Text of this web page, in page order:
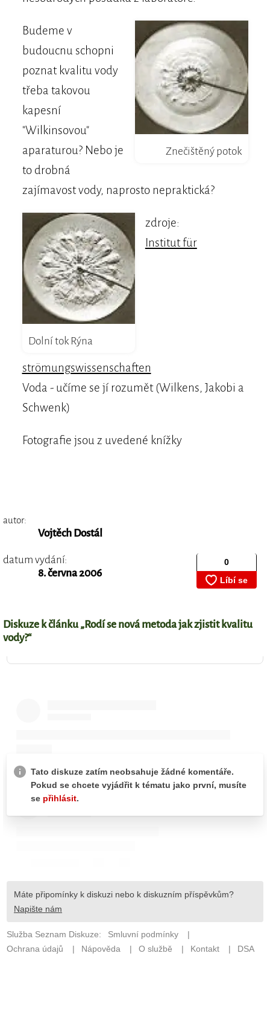
Znečištěný potok
Budeme v
budoucnu schopni
poznat kvalitu vody
třeba takovou
kapesní
"Wilkinsovou"
aparaturou? Nebo je
to drobná
zajímavost vody, naprosto nepraktická?
Dolní tok Rýna
zdroje:
Institut für
strömungswissenschaften
Voda - učíme se jí rozumět (Wilkens, Jakobi a
Schwenk)
Fotografie jsou z uvedené knížky
autor:
Vojtěch Dostál
datum vydání:
8. června 2006
Diskuze k článku „Rodí se nová metoda jak zjistit kvalitu
vody?“